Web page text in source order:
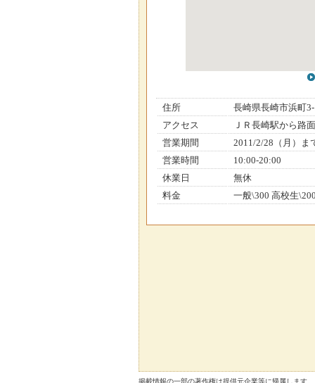
住所
長崎県長崎市浜町
アクセス
ＪＲ長崎駅から路
営業期間
2011/2/28（月）ま
営業時間
10:00-20:00
休業日
無休
料金
一般\300 高校生
掲載情報の一部の著作権は提供元企業等に帰属します。